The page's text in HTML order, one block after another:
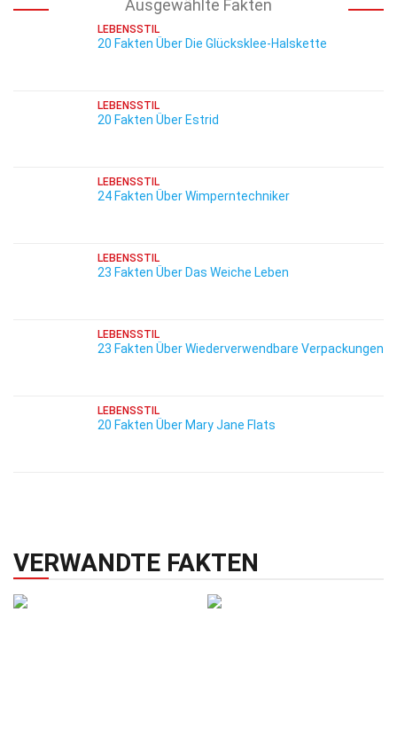
Ausgewählte Fakten
LEBENSSTIL
20 Fakten Über Die Glücksklee-Halskette
LEBENSSTIL
20 Fakten Über Estrid
LEBENSSTIL
24 Fakten Über Wimperntechniker
LEBENSSTIL
23 Fakten Über Das Weiche Leben
LEBENSSTIL
23 Fakten Über Wiederverwendbare Verpackungen
LEBENSSTIL
20 Fakten Über Mary Jane Flats
VERWANDTE FAKTEN